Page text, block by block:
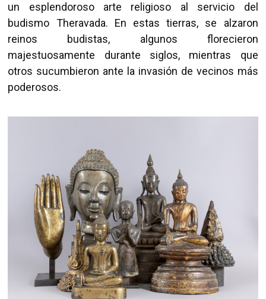
un esplendoroso arte religioso al servicio del
budismo Theravada. En estas tierras, se alzaron
reinos budistas, algunos florecieron
majestuosamente durante siglos, mientras que
otros sucumbieron ante la invasión de vecinos más
poderosos.